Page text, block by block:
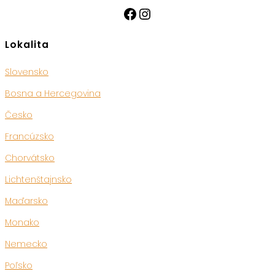
Facebook
Instagram
Lokalita
Slovensko
Bosna a Hercegovina
Česko
Francúzsko
Chorvátsko
Lichtenštajnsko
Maďarsko
Monako
Nemecko
Poľsko